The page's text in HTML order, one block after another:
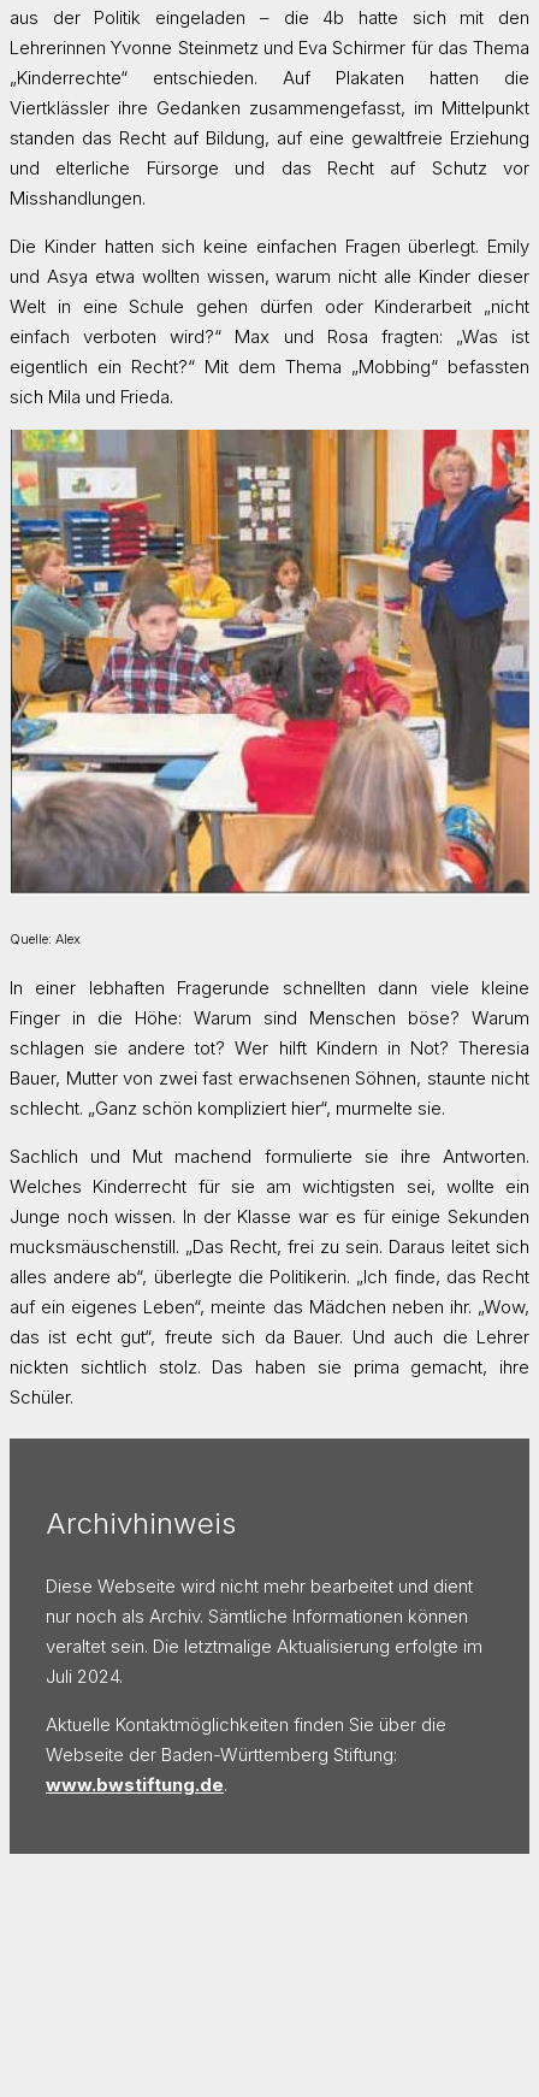
aus der Politik eingeladen – die 4b hatte sich mit den
Lehrerinnen Yvonne Steinmetz und Eva Schirmer für das Thema
„Kinderrechte“ entschieden. Auf Plakaten hatten die
Viertklässler ihre Gedanken zusammengefasst, im Mittelpunkt
standen das Recht auf Bildung, auf eine gewaltfreie Erziehung
und elterliche Fürsorge und das Recht auf Schutz vor
Misshandlungen.
Die Kinder hatten sich keine einfachen Fragen überlegt. Emily
und Asya etwa wollten wissen, warum nicht alle Kinder dieser
Welt in eine Schule gehen dürfen oder Kinderarbeit „nicht
einfach verboten wird?“ Max und Rosa fragten: „Was ist
eigentlich ein Recht?“ Mit dem Thema „Mobbing“ befassten
sich Mila und Frieda.
Quelle: Alex
In einer lebhaften Fragerunde schnellten dann viele kleine
Finger in die Höhe: Warum sind Menschen böse? Warum
schlagen sie andere tot? Wer hilft Kindern in Not? Theresia
Bauer, Mutter von zwei fast erwachsenen Söhnen, staunte nicht
schlecht. „Ganz schön kompliziert hier“, murmelte sie.
Sachlich und Mut machend formulierte sie ihre Antworten.
Welches Kinderrecht für sie am wichtigsten sei, wollte ein
Junge noch wissen. In der Klasse war es für einige Sekunden
mucksmäuschenstill. „Das Recht, frei zu sein. Daraus leitet sich
alles andere ab“, überlegte die Politikerin. „Ich finde, das Recht
auf ein eigenes Leben“, meinte das Mädchen neben ihr. „Wow,
das ist echt gut“, freute sich da Bauer. Und auch die Lehrer
nickten sichtlich stolz. Das haben sie prima gemacht, ihre
Schüler.
Archivhinweis
Diese Webseite wird nicht mehr bearbeitet und dient
nur noch als Archiv. Sämtliche Informationen können
veraltet sein. Die letztmalige Aktualisierung erfolgte im
Juli 2024.
Aktuelle Kontaktmöglichkeiten finden Sie über die
Webseite der Baden-Württemberg Stiftung:
www.bwstiftung.de.